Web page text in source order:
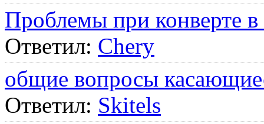
Проблемы при конверте
Ответил: Chery
общие вопросы
Ответил: Skitels